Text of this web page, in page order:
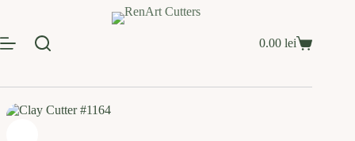
conținut
Coș
0.00lei